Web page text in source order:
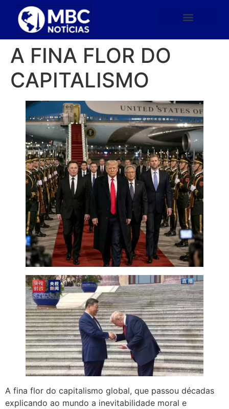
A FINA FLOR DO
CAPITALISMO
A fina flor do capitalismo global, que passou décadas
explicando ao mundo a inevitabilidade moral e